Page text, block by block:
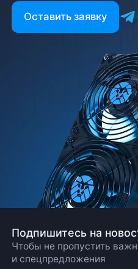
Есть вопрос?
Заполните форму и мы
Заказать звонок
Оставить заявку
Подпишитесь на
Чтобы не пропустить
и спецпредложения